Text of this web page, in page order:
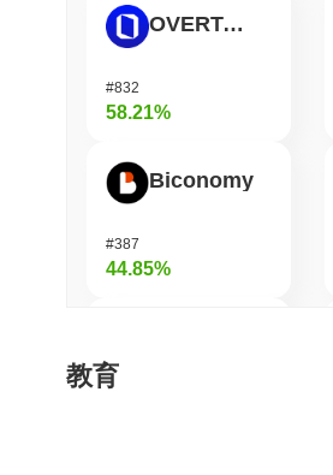
OVERTAKE
#832
58.21%
Biconomy
#387
44.85%
教育